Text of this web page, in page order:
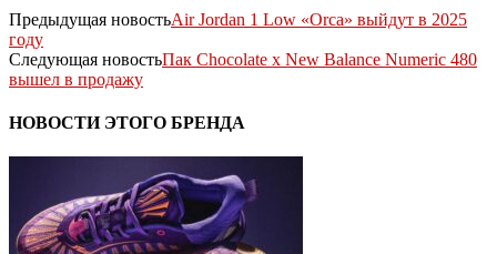
Предыдущая новостьAir Jordan 1 Low «Orca» выйдут в 2025
году
Следующая новостьПак Chocolate x New Balance Numeric 480
вышел в продажу
НОВОСТИ ЭТОГО БРЕНДА